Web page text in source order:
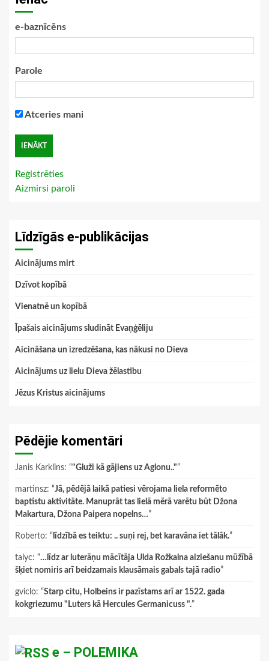
e-baznīcēns
Parole
Atceries mani
Reģistrēties
Aizmirsi paroli
Līdzīgās e-publikācijas
Aicinājums mirt
Dzīvot kopībā
Vienatnē un kopībā
Īpašais aicinājums sludināt Evaņģēliju
Aicināšana un izredzēšana, kas nākusi no Dieva
Aicinājums uz lielu Dieva žēlastību
Jēzus Kristus aicinājums
Pēdējie komentāri
Janis Karklins: “"Gluži kā gājiens uz Aglonu.."”
martinsz: “Jā, pēdējā laikā patiesi vērojama liela reformēto
baptistu aktivitāte. Manuprāt tas lielā mērā varētu būt Džona
Makartura, Džona Paipera nopelns…”
Roberto: “ līdzībā es teiktu: .. suņi rej, bet karavāna iet tālāk.”
talyc: “…līdz ar luterāņu mācītāja Ulda Rožkalna aiziešanu mūžībā
šķiet nomiris arī beidzamais klausāmais gabals tajā radio”
gviclo: “Starp citu, Holbeins ir pazīstams arī ar 1522. gada
kokgriezumu "Luters kā Hercules Germanicuss ".”
e – POLEMIKA